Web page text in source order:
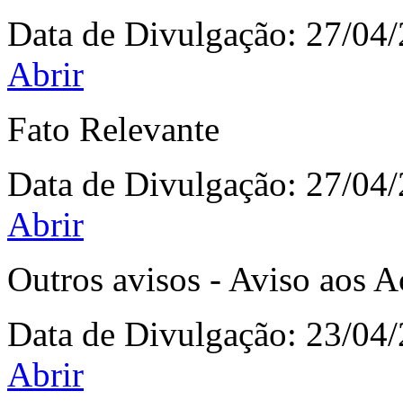
Data de Divulgação: 27/
Abrir
Fato Relevante
Data de Divulgação: 27/
Abrir
Outros avisos - Aviso aos
Data de Divulgação: 23/
Abrir